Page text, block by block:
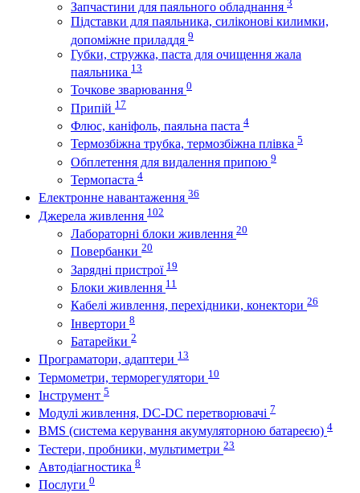
Запчастини для паяльного обладнання 3
Підставки для паяльника, силіконові килимки,
допоміжне приладдя 9
Губки, стружка, паста для очищення жала
паяльника 13
Точкове зварювання 0
Припій 17
Флюс, каніфоль, паяльна паста 4
Термозбіжна трубка, термозбіжна плівка 5
Обплетення для видалення припою 9
Термопаста 4
Електронне навантаження 36
Джерела живлення 102
Лабораторні блоки живлення 20
Повербанки 20
Зарядні пристрої 19
Блоки живлення 11
Кабелі живлення, перехідники, конектори 26
Інвертори 8
Батарейки 2
Програматори, адаптери 13
Термометри, терморегулятори 10
Інструмент 5
Модулі живлення, DC-DC перетворювачі 7
BMS (система керування акумуляторною батареєю) 4
Тестери, пробники, мультиметри 23
Автодіагностика 8
Послуги 0